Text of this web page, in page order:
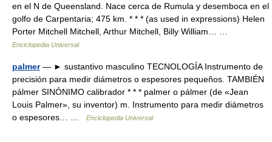
en el N de Queensland. Nace cerca de Rumula y desemboca en el
golfo de Carpentaria; 475 km. * * * (as used in expressions) Helen
Porter Mitchell Mitchell, Arthur Mitchell, Billy William… …
Enciclopedia Universal
palmer— ► sustantivo masculino TECNOLOGÍA Instrumento de
precisión para medir diámetros o espesores pequeños. TAMBIÉN
pálmer SINÓNIMO calibrador * * * palmer o pálmer (de «Jean
Louis Palmer», su inventor) m. Instrumento para medir diámetros
o espesores… …
Enciclopedia Universal